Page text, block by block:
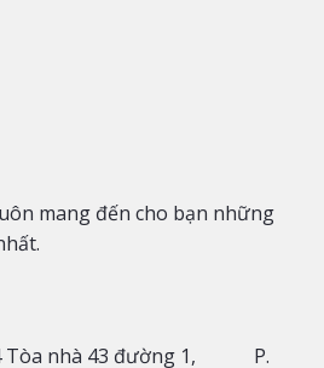
mang đến cho bạn những
Tòa nhà 43 đường 1, P.